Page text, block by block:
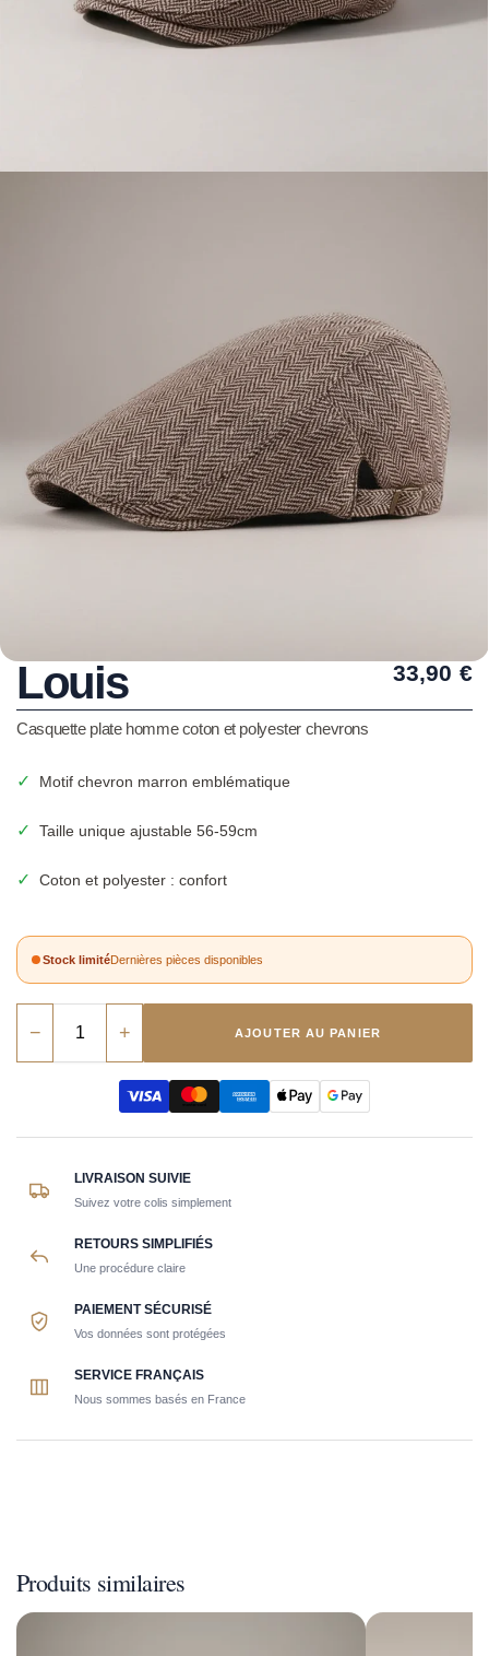
Louis 33,90 €
Casquette plate homme coton et polyester chevrons
✓ Motif chevron marron emblématique
✓ Taille unique ajustable 56-59cm
✓ Coton et polyester : confort
Stock limitéDernières pièces disponibles
− + AJOUTER AU PANIER
LIVRAISON SUIVIE
Suivez votre colis simplement
RETOURS SIMPLIFIÉS
Une procédure claire
PAIEMENT SÉCURISÉ
Vos données sont protégées
SERVICE FRANÇAIS
Nous sommes basés en France
Produits similaires